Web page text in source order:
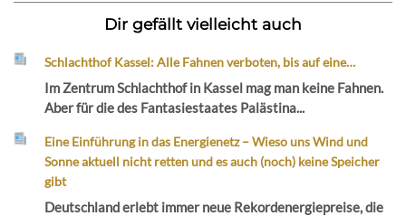
Dir gefällt vielleicht auch
Schlachthof Kassel: Alle Fahnen verboten, bis auf eine…
Im Zentrum Schlachthof in Kassel mag man keine Fahnen.
Aber für die des Fantasiestaates Palästina...
Eine Einführung in das Energienetz – Wieso uns Wind und
Sonne aktuell nicht retten und es auch (noch) keine Speicher
gibt
Deutschland erlebt immer neue Rekordenergiepreise, die